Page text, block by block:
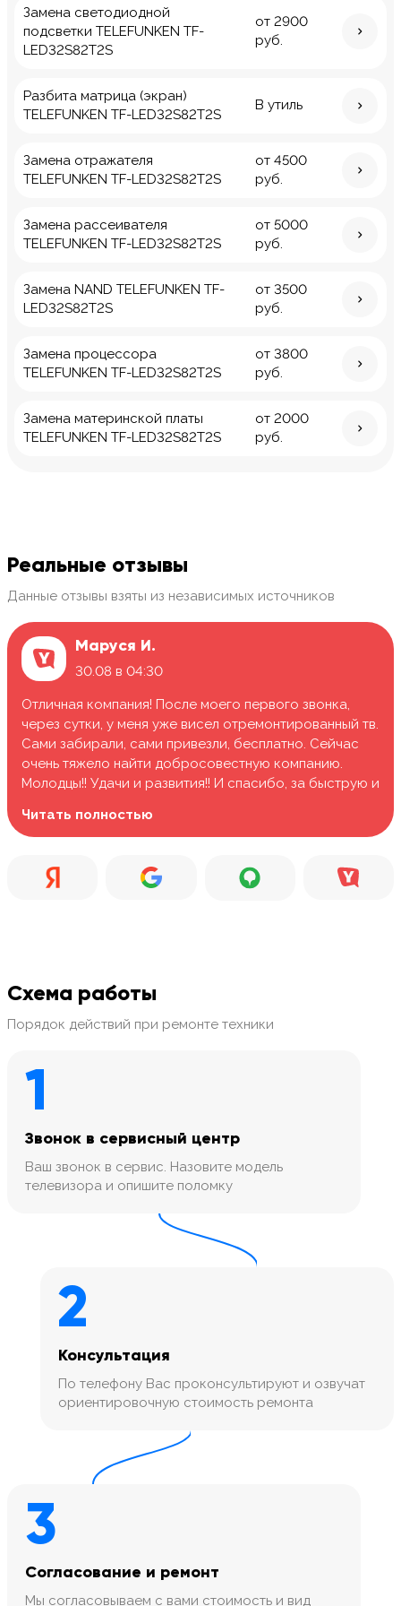
Замена светодиодной
подсветки TELEFUNKEN TF-
LED32S82T2S
от 2900
руб.
Разбита матрица (экран)
TELEFUNKEN TF-LED32S82T2S
В утиль
Замена отражателя
TELEFUNKEN TF-LED32S82T2S
от 4500
руб.
Замена рассеивателя
TELEFUNKEN TF-LED32S82T2S
от 5000
руб.
Замена NAND TELEFUNKEN TF-
LED32S82T2S
от 3500
руб.
Замена процессора
TELEFUNKEN TF-LED32S82T2S
от 3800
руб.
Замена материнской платы
TELEFUNKEN TF-LED32S82T2S
от 2000
руб.
Реальные отзывы
Данные отзывы взяты из независимых источников
Маруся И.
30.08 в 04:30
Отличная компания! После моего первого звонка,
через сутки, у меня уже висел отремонтированный тв.
Сами забирали, сами привезли, бесплатно. Сейчас
очень тяжело найти добросовестную компанию.
Молодцы!! Удачи и развития!! И спасибо, за быструю и
Читать полностью
Схема работы
Порядок действий при ремонте техники
1
Звонок в сервисный центр
Ваш звонок в сервис. Назовите модель
телевизора и опишите поломку
2
Консультация
По телефону Вас проконсультируют и озвучат
ориентировочную стоимость ремонта
3
Согласование и ремонт
Мы согласовываем с вами стоимость и вид